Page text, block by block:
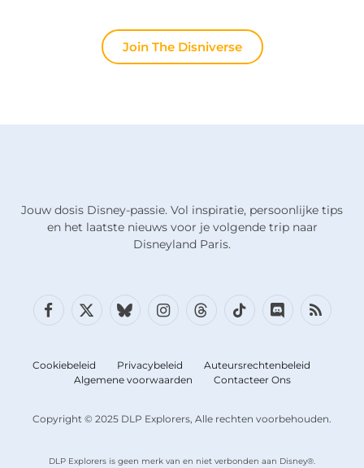
Join The Disniverse
Jouw dosis Disney-passie. Vol inspiratie, persoonlijke tips
en het laatste nieuws voor je volgende trip naar
Disneyland Paris.
Facebook
X
BlueskyInstagramDradenTikTokDiscordRSS
Copyright © 2025 DLP Explorers, Alle rechten voorbehouden.
DLP Explorers is geen merk van en niet verbonden aan Disney®.
Cookiebeleid Privacybeleid
Auteursrechtenbeleid
Algemene voorwaarden
Contacteer Ons